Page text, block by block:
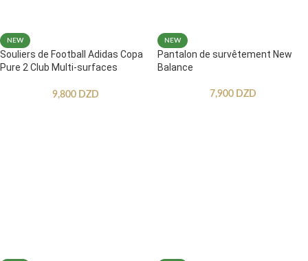
NEW
Souliers de Football Adidas Copa
Pure 2 Club Multi-surfaces
9,800 DZD
NEW
Pantalon de survêtement New
Balance
7,900 DZD